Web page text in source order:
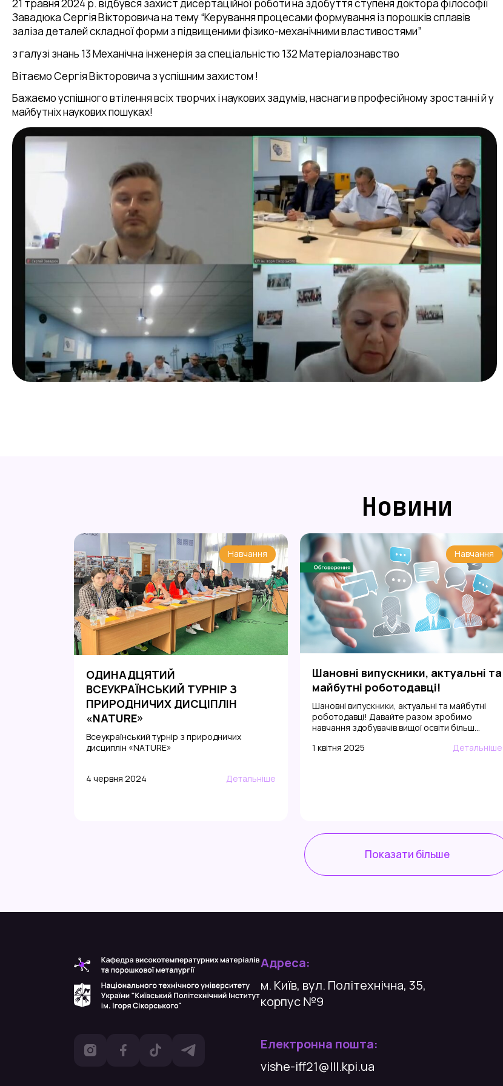
Лабораторія
підготовки шліфів
високотемпературних
досліджень
Лабораторія 3D
моделювання
Лабораторія оптичної
мікроскопії
Лабораторія
вирощування
монокристалів
Лабораторія
компактування
порошків
2023/2024
21 травня 2024 р. відбувся захист дисертаційної роботи на здобуття ступеня доктора філософії
Завадюка Сергія Вікторовича на тему “Керування процесами формування із порошків сплавів
заліза деталей складної форми з підвищеними фізико-механічними властивостями”
з галузі знань 13 Механічна інженерія за спеціальністю 132 Матеріалознавство
Вітаємо Сергія Вікторовича з успішним захистом !
Бажаємо успішного втілення всіх творчих і наукових задумів, наснаги в професійному зростанні й у
майбутніх наукових пошуках!
Новини
Навчання
ОДИНАДЦЯТИЙ
ВСЕУКРАЇНСЬКИЙ ТУРНІР З
ПРИРОДНИЧИХ ДИСЦІПЛІН
«NATURE»
Всеукраїнський турнір з природничих
дисциплін «NATURE»
4 червня 2024 Детальніше
Навчання
Шановні випускники, актуальні та
майбутні роботодавці!
Шановні випускники, актуальні та майбутні
роботодавці! Давайте разом зробимо
навчання здобувачів вищої освіти більш
високотемпературних матеріалів та
допоможуть вдосконалити освітні […]
1 квітня 2025 Детальніше
Показати більше
Адреса:
м. Київ, вул. Політехнічна, 35,
корпус №9
Електронна пошта:
vishe-iff21@lll.kpi.ua